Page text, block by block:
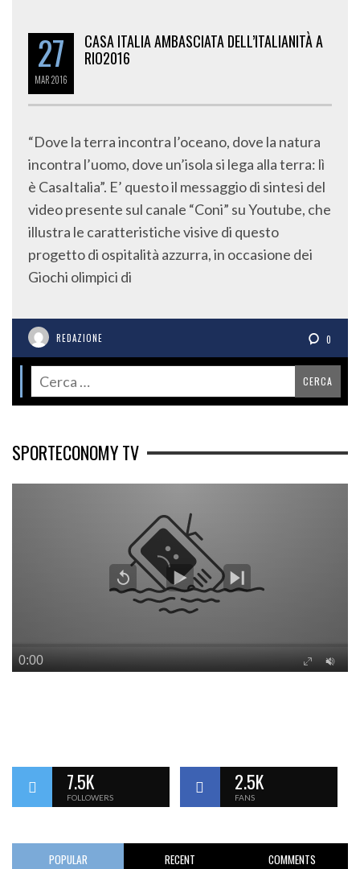
27
MAR2016
CASA ITALIA AMBASCIATA DELL’ITALIANITÀ A
RIO2016
“Dove la terra incontra l’oceano, dove la natura
incontra l’uomo, dove un’isola si lega alla terra: lì
è CasaItalia”. E’ questo il messaggio di sintesi del
video presente sul canale “Coni” su Youtube, che
illustra le caratteristiche visive di questo
progetto di ospitalità azzurra, in occasione dei
Giochi olimpici di
REDAZIONE 0
SPORTECONOMY TV
7.5K
FOLLOWERS
2.5K
FANS
POPULAR RECENT COMMENTS